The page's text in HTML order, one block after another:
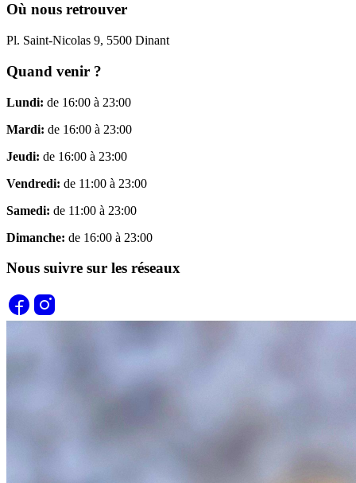
Où nous retrouver
Pl. Saint-Nicolas 9, 5500 Dinant
Quand venir ?
Lundi: de 16:00 à 23:00
Mardi: de 16:00 à 23:00
Jeudi: de 16:00 à 23:00
Vendredi: de 11:00 à 23:00
Samedi: de 11:00 à 23:00
Dimanche: de 16:00 à 23:00
Nous suivre sur les réseaux